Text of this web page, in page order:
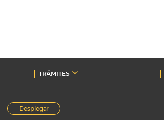
TRÁMITES
Desplegar